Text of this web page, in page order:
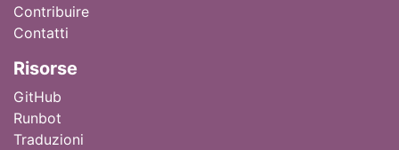
Contribuire
Contatti
Risorse
GitHub
Runbot
Traduzioni